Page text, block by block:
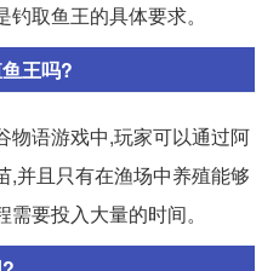
取鱼王的具体要求。
王吗?
物语游戏中,玩家可以通过阿
,并且只有在渔场中养殖能够
要投入大量的时间。